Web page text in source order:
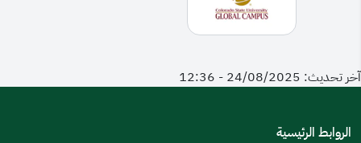
آخر تحديث: 24/08/2025 - 12:36
الروابط الرئيسية